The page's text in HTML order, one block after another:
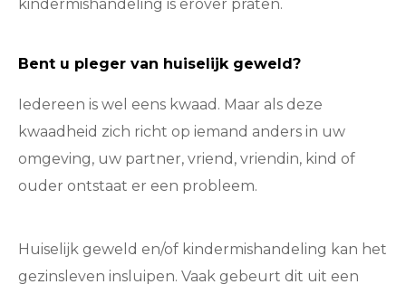
kindermishandeling is erover praten.
Bent u pleger van huiselijk geweld?
Iedereen is wel eens kwaad. Maar als deze
kwaadheid zich richt op iemand anders in uw
omgeving, uw partner, vriend, vriendin, kind of
ouder ontstaat er een probleem.
Huiselijk geweld en/of kindermishandeling kan het
gezinsleven insluipen. Vaak gebeurt dit uit een